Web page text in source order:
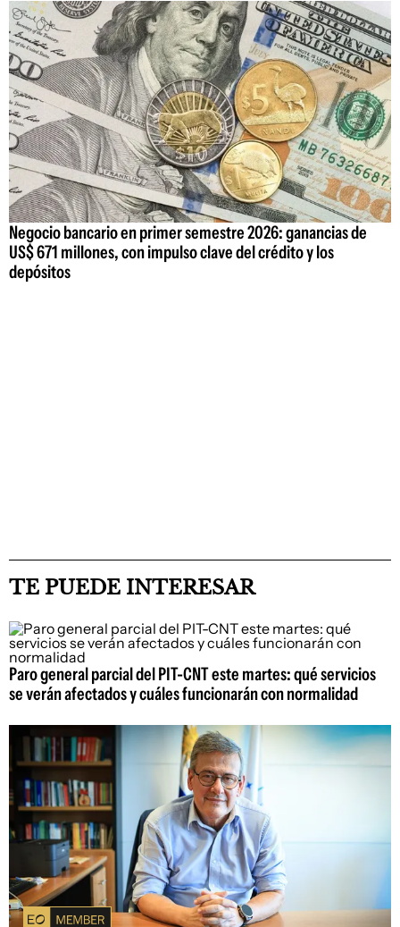
Negocio bancario en primer semestre 2026: ganancias de
US$ 671 millones, con impulso clave del crédito y los
depósitos
TE PUEDE INTERESAR
Paro general parcial del PIT-CNT este martes: qué servicios
se verán afectados y cuáles funcionarán con normalidad